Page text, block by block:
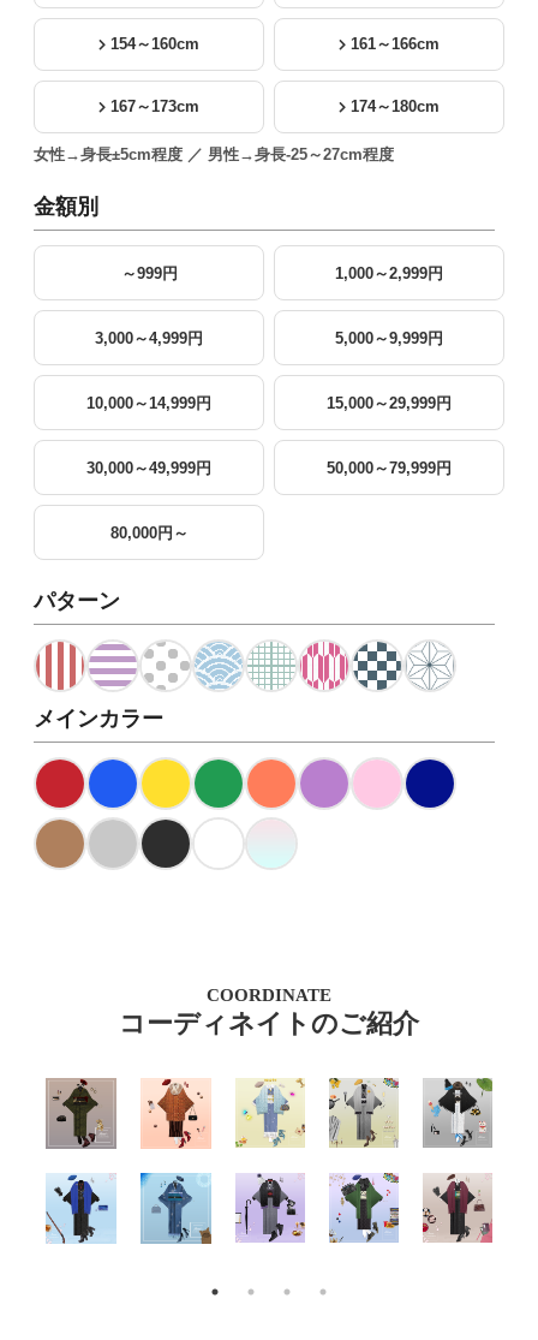
154～160cm 161～166cm
167～173cm 174～180cm
女性→身長±5cm程度 ／ 男性→身長-25～27cm程度
金額別
～999円 1,000～2,999円
3,000～4,999円 5,000～9,999円
10,000～14,999円 15,000～29,999円
30,000～49,999円 50,000～79,999円
80,000円～
パターン
メインカラー
COORDINATE
コーディネイトのご紹介